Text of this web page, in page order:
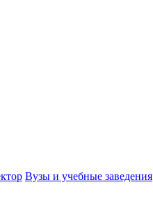
Вузы и учебные заведения